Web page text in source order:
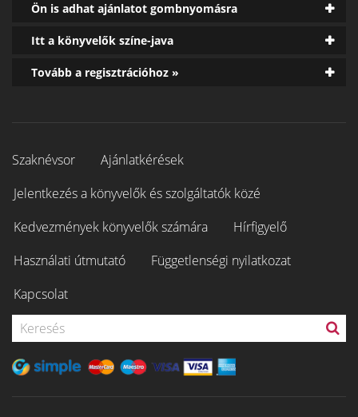
Ön is adhat ajánlatot gombnyomásra
Itt a könyvelők színe-java
Tovább a regisztrációhoz »
Szaknévsor
Ajánlatkérések
Jelentkezés a könyvelők és szolgáltatók közé
Kedvezmények könyvelők számára
Hírfigyelő
Használati útmutató
Függetlenségi nyilatkozat
Kapcsolat